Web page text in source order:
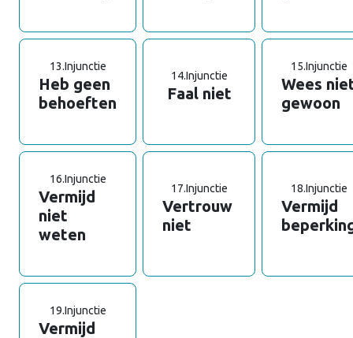
13.Injunctie
Heb geen
behoeften
14.Injunctie
Faal niet
15.Injunctie
Wees
gewoon
16.Injunctie
Vermijd
niet
weten
17.Injunctie
Vertrouw
niet
18.Injunctie
Vermijd
19.Injunctie
Vermijd